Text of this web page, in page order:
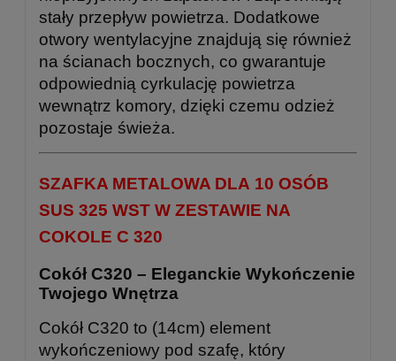
stały przepływ powietrza. Dodatkowe
otwory wentylacyjne znajdują się również
na ścianach bocznych, co gwarantuje
odpowiednią cyrkulację powietrza
wewnątrz komory, dzięki czemu odzież
pozostaje świeża.
SZAFKA METALOWA DLA 10 OSÓB
SUS 325 WST W ZESTAWIE NA
COKOLE C 320
Cokół C320 – Eleganckie Wykończenie
Twojego Wnętrza
Cokół C320 to (14cm) element
wykończeniowy pod szafę, który